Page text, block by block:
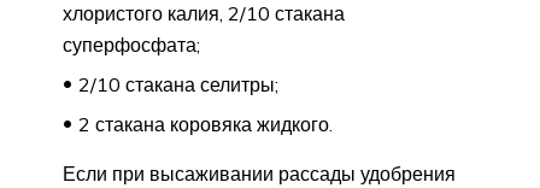
хлористого калия, 2/10 стакана
суперфосфата;
2/10 стакана селитры;
2 стакана коровяка жидкого.
Если при высаживании рассады удобрения